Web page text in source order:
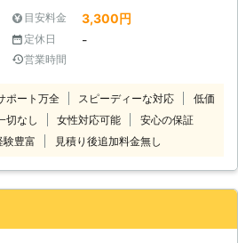
き、買い物など ★掃除：キッチン、
リビング、風呂、トイレ 掃除機、
窓ふき、洗い物など ★洗濯：洗濯干
し、おたたみ、アイロンなど ★整理
できない作業、買った家具の組み立て
など ★その他：買い物、病院、趣味
などの同行 お客様の様々なお悩みを
系 ■■■■■■■ ①2時間 5,800
パーキング代 以上 ※追加料金は一切
目安料金 3,300円
定休日 -
営業時間
ポート万全 スピーディーな対応
低価
切なし 女性対応可能
安心の保証
験豊富 見積り後追加料金無し